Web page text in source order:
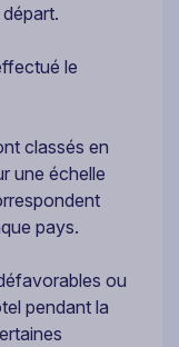
le
classés en
une échelle
pays.
ou
pendant la